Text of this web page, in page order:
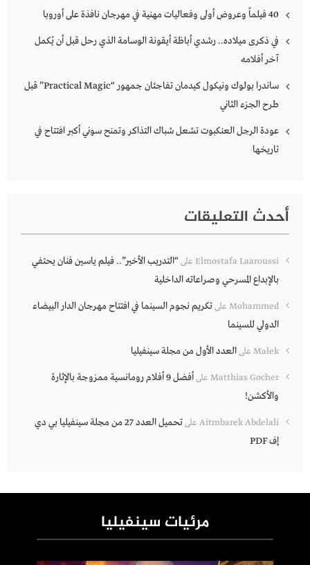
40 فيلماً وعروض أولى وفعاليات مهنية في مهرجان نافذة على أوروبا
في ذكرى ميلاده.. رشدي أباظة أيقونة الوسامة الذي رحل قبل أن يُكمل
آخر أفلامه
ساندرا بولوك ونيكول كيدمان تفاجئان جمهور “Practical Magic” قبل
طرح الجزء الثاني
عودة الرجل العنكبوت تشعل شباك التذاكر وتمنح سوني أكبر افتتاح في
تاريخها
أحدث التعليقات
Elmostafa Laaroussi على“التدريب الأخير”.. فيلم ياسين فنان يحتفي
بالإبداع المسرحي وصراعاته الداخلية
Mohammed علىتكريم نجوم السينما في افتتاح مهرجان الدار البيضاء
الدولي للسينما
Malek علىالعدد الأول من مجلة سينفيليا
Matthias Gocher على
أفضل 9 أفلام رومانسية ممزوجة بالإثارة
والأكشن!
Aitmbarek Abdelali على
تحميل العدد 27 من مجلة سينفيليا بي دي
إف PDF
مرئيات سينفيليا